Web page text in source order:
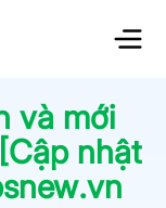
và mới
nhật